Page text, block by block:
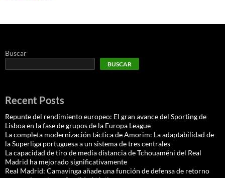
Buscar
BUSCAR
Recent Posts
Repunte del rendimiento europeo: El gran avance del Sporting de
Lisboa en la fase de grupos de la Europa League
La completa modernización táctica de Amorim: La adaptabilidad de
la Superliga portuguesa a un sistema de tres centrales
La capacidad de tiro de media distancia de Tchouaméni del Real
Madrid ha mejorado significativamente
Real Madrid: Camavinga añade una función de defensa de retorno